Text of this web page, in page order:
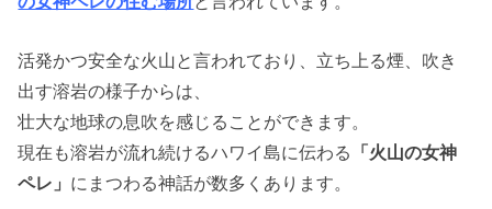
活発かつ安全な火山と言われており、立ち上る煙、吹き
出す溶岩の様子からは、
壮大な地球の息吹を感じることができます。
現在も溶岩が流れ続けるハワイ島に伝わる
「火山の女神
ペレ」 にまつわる神話が数多くあります。